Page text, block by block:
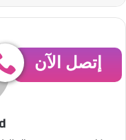
إتصل الآن